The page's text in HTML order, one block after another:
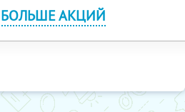
БОЛЬШЕ АКЦИЙ